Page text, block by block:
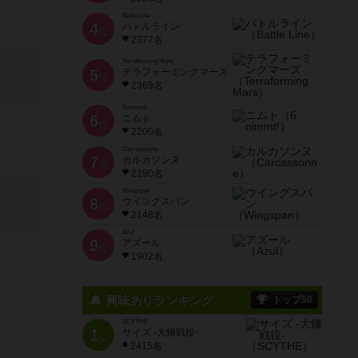
4位
Battle Line
バトルライン
2377名
5 位
Terraforming Mars
テラフォーミングマーズ
2369名
6 位
ニムト
2200名
7 位
Carcassonne
カルカソンヌ
2190名
8 位
Wingspan
ウイングスパン
2148名
9 位
Azul
アズール
1902名
興味ありランキング トップ50
1位
SCYTHE
サイズ -大鎌戦役-
2415名